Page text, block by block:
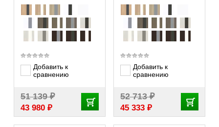
Добавить к
сравнению
51 139₽
43 980 ₽
Добавить к
сравнению
52 713₽
45 333 ₽